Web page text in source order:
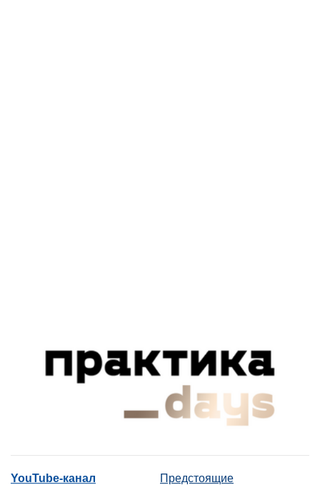
YouTube-канал
Предстоящие